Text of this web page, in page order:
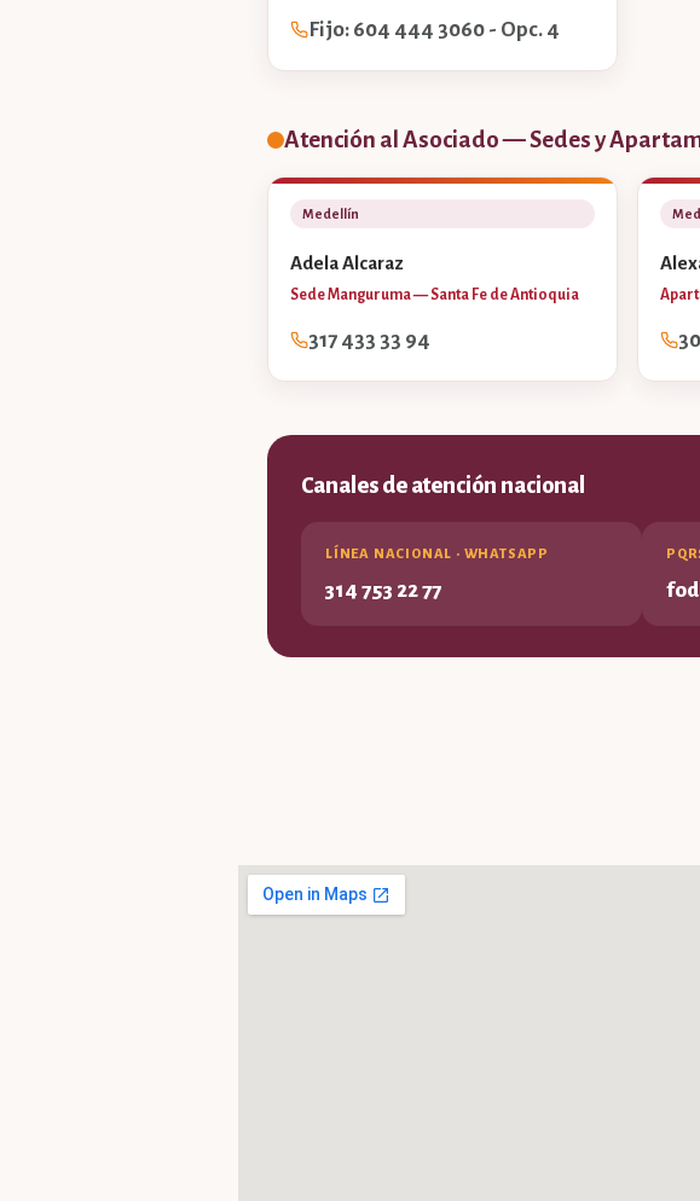
Fijo: 604 444 3060 - Opc. 4
Atención al Asociado — Sedes y
Medellín
Adela Alcaraz
Sede Manguruma — Santa Fe de Antioquia
317 433 33 94
Canales de atención nacional
LÍNEA NACIONAL · WHATSAPP
314 753 22 77